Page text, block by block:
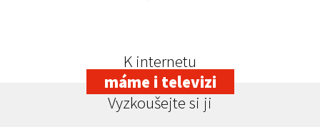
K internetu
máme i televizi
Vyzkoušejte si ji